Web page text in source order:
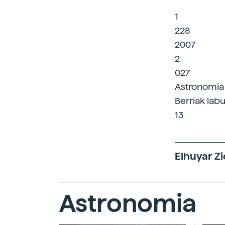
1
228
2007
2
027
Astronomia
Berriak
13
Elhuyar
Astronomia